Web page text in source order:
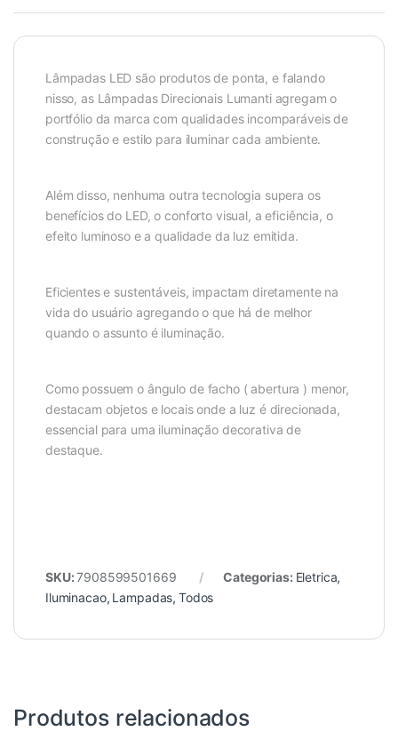
Lâmpadas LED são produtos de ponta, e falando
nisso, as Lâmpadas Direcionais Lumanti agregam o
portfólio da marca com qualidades incomparáveis de
construção e estilo para iluminar cada ambiente.
Além disso, nenhuma outra tecnologia supera os
benefícios do LED, o conforto visual, a eficiência, o
efeito luminoso e a qualidade da luz emitida.
Eficientes e sustentáveis, impactam diretamente na
vida do usuário agregando o que há de melhor
quando o assunto é iluminação.
Como possuem o ângulo de facho ( abertura ) menor,
destacam objetos e locais onde a luz é direcionada,
essencial para uma iluminação decorativa de
destaque.
SKU:7908599501669 Categorias: Eletrica,
Iluminacao, Lampadas, Todos
Produtos relacionados